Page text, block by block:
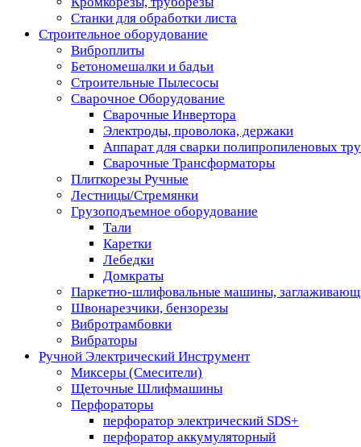
Станки для обработки листа
Строительное оборудование
Виброплиты
Бетономешалки и бадьи
Строительные Пылесосы
Сварочное Оборудование
Сварочные Инвертора
Электроды, проволока, держаки
Аппарат для сварки полипропиленовых
Сварочные Трансформаторы
Плиткорезы Ручные
Лестницы/Стремянки
Грузоподъемное оборудование
Тали
Каретки
Лебедки
Домкраты
Паркетно-шлифовальные машины,
Швонарезчики, бензорезы
Вибротрамбовки
Вибраторы
Ручной Электрический Инструмент
Миксеры (Смесители)
Щеточные Шлифмашины
Перфораторы
перфоратор электрический SDS+
перфоратор аккумуляторный